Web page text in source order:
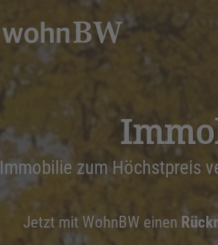
Immobilie zum Höchstpreis
Jetzt mit WohnBW einen